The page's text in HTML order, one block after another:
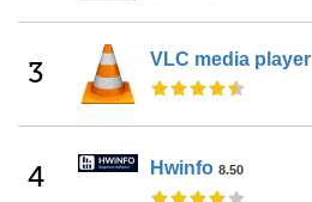
3 VLC media player
4 Hwinfo 8.50